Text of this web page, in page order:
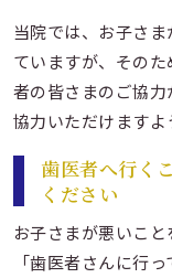
当院では、お子さ
ていますが、その
者の皆さまのご協
協力いただけますよ
歯医者へ行く
ください
お子さまが悪いこ
「歯医者さんに行